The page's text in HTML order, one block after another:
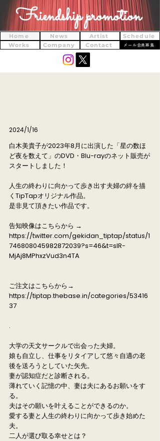
Friendship promotion
Home Artist
Schedule
Works
Contact
Company
News
メール会員募集
2024/1/16
白木美貴子が2023年8月に出演した「星の数ほ
ど夜を数えて」のDVD・Blu-rayのネット販売が
スタートしました！
人生の終わりに向かって歩き出す夫婦の絆を描
くTipTapオリジナル作品。
是非見て頂きたい作品です︎。
告知映像はこちらから →
https://twitter.com/gekidan_tiptap/status/1
746808045982872039?s=46&t=slR-
MjAj8MPhxzVud3n4TA
ご注文はこちらから→
https://tiptap.thebase.in/categories/53416
37
.
大学の天文サークルで出会った夫婦。
娘も自立し、仕事をリタイアして悠々自適の老
後を送ろうとしていた矢先。
妻が認知症だと診断される。
薄れていく記憶の中、妻は夫にあるお願いをす
る。
夫はその願いを叶えることができるのか。
愛する妻と人生の終わりに向かって歩き始めた
夫。
二人が選び取る幸せとは？